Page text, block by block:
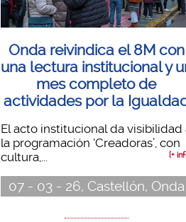
Onda reivindica el 8M con
una lectura institucional y
mes completo de
actividades por la
El acto institucional da visibilidad
la programación ‘Creadoras’, con
cultura,...
[+
07 - 03 - 26, Castellón, Onda